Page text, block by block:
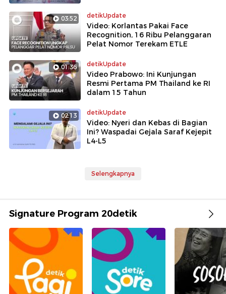
03:52 detikUpdate
Video: Korlantas Pakai Face
Recognition, 16 Ribu Pelanggaran
Pelat Nomor Terekam ETLE
01:36 detikUpdate
Video Prabowo: Ini Kunjungan
Resmi Pertama PM Thailand ke RI
dalam 15 Tahun
02:13 detikUpdate
Video: Nyeri dan Kebas di Bagian
Ini? Waspadai Gejala Saraf Kejepit
L4-L5
Selengkapnya
Signature Program 20detik